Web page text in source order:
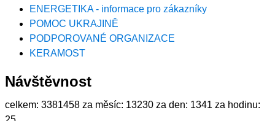
ENERGETIKA - informace pro zákazníky
POMOC UKRAJINĚ
PODPOROVANÉ ORGANIZACE
KERAMOST
Návštěvnost
celkem: 3381458 za měsíc: 13230 za den: 1341 za hodinu: